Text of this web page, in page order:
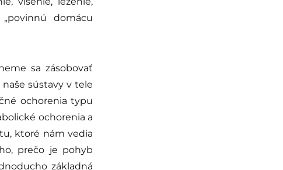
domácu
sa zásobovať
sústavy v tele
ochorenia typu
ochorenia a
ktoré nám vedia
prečo je pohyb
základná